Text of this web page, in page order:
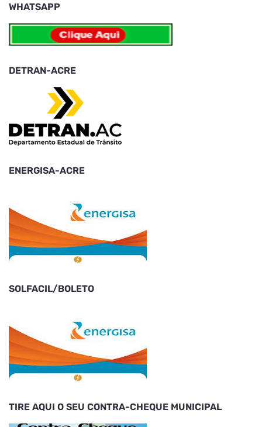
WHATSAPP
DETRAN-ACRE
ENERGISA-ACRE
SOLFACIL/BOLETO
TIRE AQUI O SEU CONTRA-CHEQUE MUNICIPAL